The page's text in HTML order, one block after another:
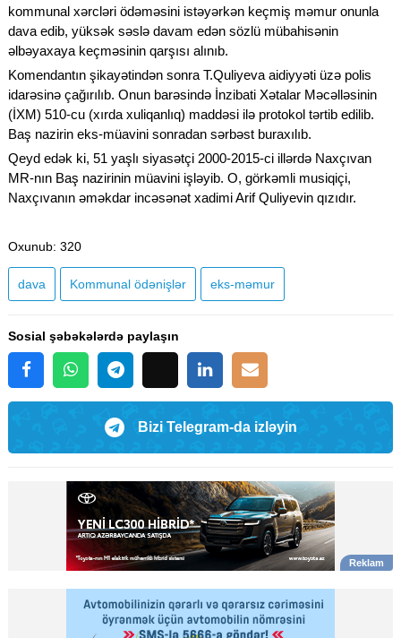
kommunal xərcləri ödəməsini istəyərkən keçmiş məmur onunla
dava edib, yüksək səslə davam edən sözlü mübahisənin
əlbəyaxaya keçməsinin qarşısı alınıb.
Komendantın şikayətindən sonra T.Quliyeva aidiyyəti üzə polis
idarəsinə çağırılıb. Onun barəsində İnzibati Xətalar Məcəlləsinin
(İXM) 510-cu (xırda xuliqanlıq) maddəsi ilə protokol tərtib edilib.
Baş nazirin eks-müavini sonradan sərbəst buraxılıb.
Qeyd edək ki, 51 yaşlı siyasətçi 2000-2015-ci illərdə Naxçıvan
MR-nın Baş nazirinin müavini işləyib. O, görkəmli musiqiçi,
Naxçıvanın əməkdar incəsənət xadimi Arif Quliyevin qızıdır.
Oxunub: 320
dava Kommunal ödənişlər eks-məmur
Sosial şəbəkələrdə paylaşın
Bizi Telegram-da izləyin